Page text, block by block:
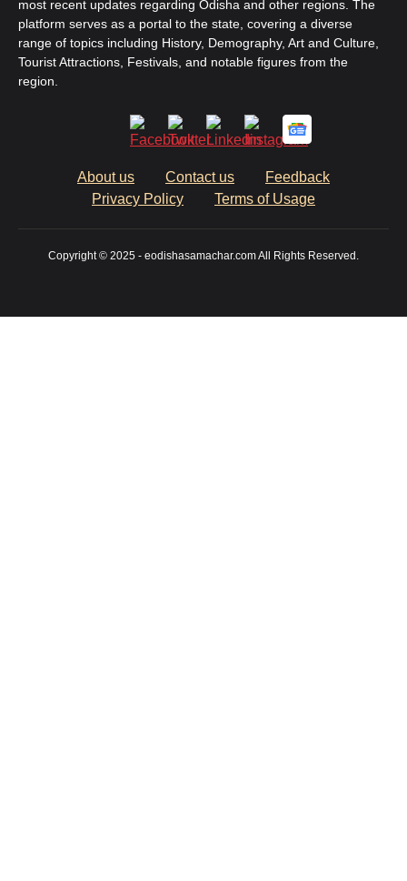
most recent updates regarding Odisha and other regions. The
platform serves as a portal to the state, covering a diverse
range of topics including History, Demography, Art and Culture,
Tourist Attractions, Festivals, and notable figures from the
region.
About us Contact us
Feedback
Privacy Policy
Terms of Usage
Copyright © 2025 - eodishasamachar.com All Rights Reserved.